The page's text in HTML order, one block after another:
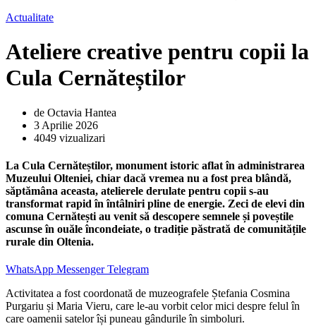
Actualitate
Ateliere creative pentru copii la
Cula Cernăteștilor
de Octavia Hantea
3 Aprilie 2026
4049 vizualizari
La Cula Cernăteștilor, monument istoric aflat în administrarea
Muzeului Olteniei, chiar dacă vremea nu a fost prea blândă,
săptămâna aceasta, atelierele derulate pentru copii s-au
transformat rapid în întâlniri pline de energie. Zeci de elevi din
comuna Cernătești au venit să descopere semnele și poveștile
ascunse în ouăle încondeiate, o tradiție păstrată de comunitățile
rurale din Oltenia.
WhatsApp MessengerTelegram
Activitatea a fost coordonată de muzeografele Ștefania Cosmina
Purgariu și Maria Vieru, care le-au vorbit celor mici despre felul în
care oamenii satelor își puneau gândurile în simboluri.